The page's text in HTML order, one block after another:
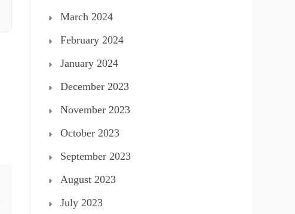
March 2024
February 2024
January 2024
December 2023
November 2023
October 2023
September 2023
August 2023
July 2023